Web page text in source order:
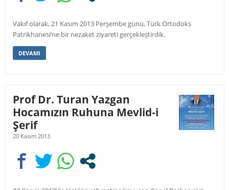
Vakıf olarak, 21 Kasım 2013 Perşembe günü, Türk Ortodoks
Patrikhanesi’ne bir nezaket ziyareti gerçekleştirdik.
DEVAMI
Prof Dr. Turan Yazgan
Hocamızın Ruhuna Mevlid-i
Şerif
20 Kasım 2013